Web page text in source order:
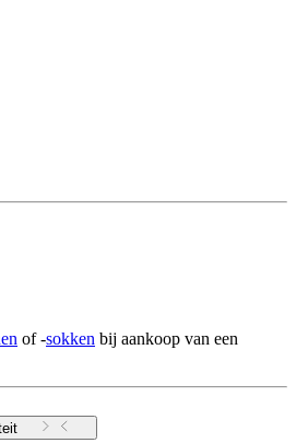
of -sokken bij aankoop van een